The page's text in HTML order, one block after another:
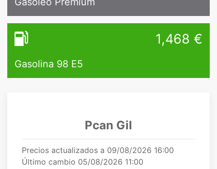
1,468 €
Gasolina 98 E5
Pcan Gil
Precios actualizados a 09/08/2026 16:00
Último cambio 05/08/2026 11:00